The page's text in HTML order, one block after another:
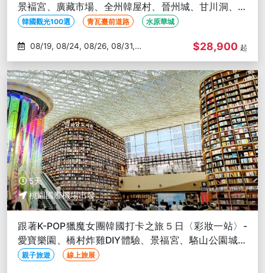
景褔宮、廣藏市場、全州韓屋村、晉州城、甘川洞、松
島海上纜車、天空膠囊
韓國觀光100選 青瓦臺前道路 水原華城
09/02
$28,900 起
5天
桃園國際機場出發
跟著K-POP獵魔女團韓國打卡之旅５日〈彩妝一站〉-
愛寶樂園、橋村炸雞DIY體驗、景福宮、駱山公園城廓
路親子旅遊 線上旅展